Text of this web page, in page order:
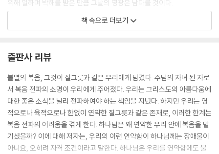
위해 일하며 박해를 받은 만큼 그날의 영광은 남다를 것이다.
--- p.38
우리를 부르셨다는 증거다. 주님이 부르시지 않은 이상, 그 누구도 주님께
나올 수 없다.
--- p.50
참된 영적 치유와 성장과 변화와 축복과 새롭게 됨은 주님을 떠나서는 절
대로 이루어질 수 없다. 주님의 영광과 임재가 돌아오지 않는 한, 새로운 생
명력은 절대로 발휘될 수 없다.
--- p.61
책 속으로 더보기
출판사 리뷰
불멸의 복음, 그것이 질그릇과 같은 우리에게 담겼다. 주님의 자녀 된 자로
서 복음 전파의 소명이 우리에게 주어졌다. 우리는 그리스도의 아름다움에
대한 좋은 소식을 널리 전파하여야 하는 책임을 지녔다. 하지만 우리는 영
적으로나 육적으로나 한없이 연약한 질그릇과 같은 존재로, 이러한 한계는
복음 전파의 어려움을 겪게 한다. 하나님은 왜 연약한 우리 안에 복음을 맡
기셨을까? 이에 대해 저자는, 우리의 이런 연약함이 하나님께는 장애물이
아니요, 오히려 자격 조건이라고 말한다. 하나님은 우리를 연약함에도 불